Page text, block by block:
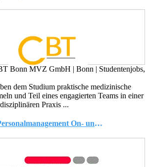
Bonn MVZ GmbH | Bonn | Studentenjobs,
dem Studium praktische medizinische
und Teil eines engagierten Teams in einer
Praxis ...
Werkstudent Personalmanagement On- und Offboarding (m/w/d)